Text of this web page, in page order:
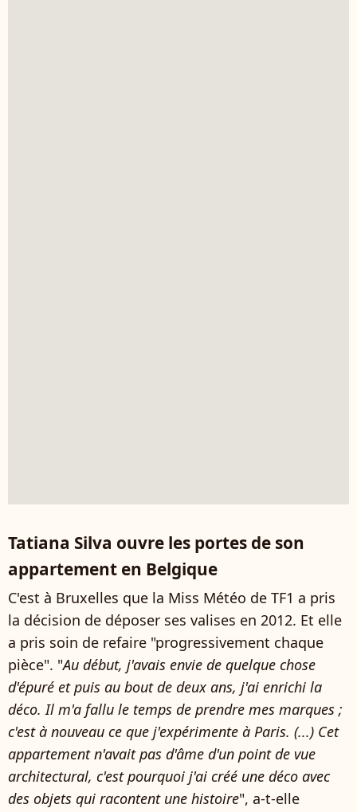
Tatiana Silva ouvre les portes de son
appartement en Belgique
C'est à Bruxelles que la Miss Météo de TF1 a pris
la décision de déposer ses valises en 2012. Et elle
a pris soin de refaire "progressivement chaque
pièce". "Au début, j'avais envie de quelque chose
d'épuré et puis au bout de deux ans, j'ai enrichi la
déco. Il m'a fallu le temps de prendre mes marques ;
c'est à nouveau ce que j'expérimente à Paris. (...) Cet
appartement n'avait pas d'âme d'un point de vue
architectural, c'est pourquoi j'ai créé une déco avec
des objets qui racontent une histoire", a-t-elle